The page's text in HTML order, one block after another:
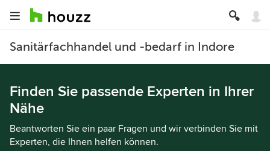
Sanitärfachhandel und -bedarf in Indore
Finden Sie passende Experten in Ihrer
Nähe
Beantworten Sie ein paar Fragen und wir verbinden Sie mit
Experten, die Ihnen helfen können.